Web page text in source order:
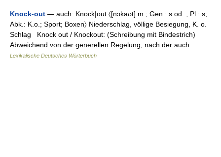
Knock-out — auch: Knock|out 〈[nɔkaʊt] m.; Gen.: s od. , Pl.: s;
Abk.: K.o.; Sport; Boxen〉 Niederschlag, völlige Besiegung, K. o.
Schlag Knock out / Knockout: (Schreibung mit Bindestrich)
Abweichend von der generellen Regelung, nach der auch… …
Lexikalische Deutsches Wörterbuch